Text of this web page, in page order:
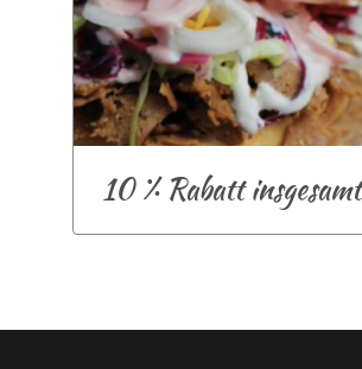
10 % Rabatt insgesamt